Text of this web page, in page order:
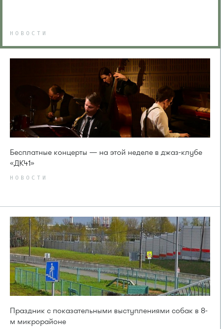
НОВОСТИ
Бесплатные концерты — на этой неделе в джаз-клубе
«ДК41»
НОВОСТИ
Праздник с показательными выступлениями собак в 8-
м микрорайоне